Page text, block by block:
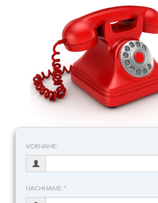
VORNAME:
NACHNAME: *